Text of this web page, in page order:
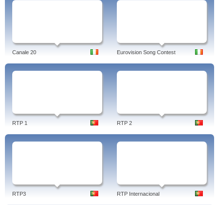
Canale 20 Eurovision Song Contest
RTP 1 RTP 2
RTP3 RTP Internacional